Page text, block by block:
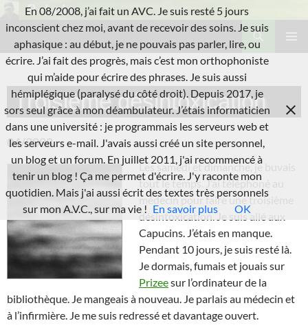
au
contenu
L'A.V.C.
Recherche
Troisième désintoxication
04/2008 :
Les samedi et dimanche, je buvais
tout le temps. J’ai téléphoné au
médecin pour faire une troisième
désintoxication. Je suis allé aux
Capucins. J’étais en manque.
Pendant 10 jours, je suis resté là.
Je dormais, fumais et jouais sur
Prizeesur l’ordinateur de la
bibliothèque. Je mangeais à nouveau. Je parlais au médecin et
à l’infirmière. Je me suis redressé et davantage ouvert.
En 08/2008, j’ai fait un AVC. Je suis resté 5 jours
inconscient chez moi, avant de recevoir des soins. Je suis
aphasique : au début, je ne pouvais pas parler, lire, ou
écrire. J’ai fait des progrès, mais c’est mon orthophoniste
qui m’aide pour écrire des phrases. Je suis aussi
hémiplégique (paralysé du côté droit). Depuis 2017, je
sors seul grâce à mon déambulateur. J’étais informaticien
dans une université : je programmais les serveurs web et
les serveurs e-mail. J'avais aussi créé un site personnel,
un blog et un forum. En juillet 2011, j'ai recommencé à
tenir un blog ! Ça me permet d'écrire. J'y raconte mon
quotidien. Mais j'ai aussi écrit des textes très personnels
sur mon A.V.C., sur ma vie ! En savoir plus OK